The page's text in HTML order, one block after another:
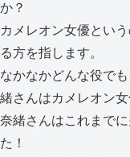
か？
カメレオン女優とい
る方を指します。
なかなかどんな役で
緒さんはカメレオン
奈緒さんはこれまで
た！